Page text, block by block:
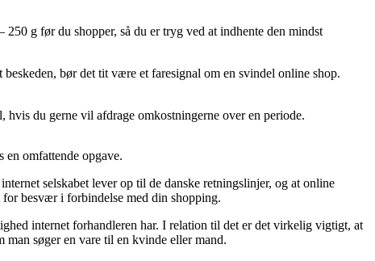
g før du shopper, så du er tryg ved at indhente den mindst
bør det tit være et faresignal om en svindel online shop.
du gerne vil afdrage omkostningerne over en periode.
en omfattende opgave.
selskabet lever op til de danske retningslinjer, og at online
besvær i forbindelse med din shopping.
internet forhandleren har. I relation til det er det virkelig vigtigt, at
søger en vare til en kvinde eller mand.